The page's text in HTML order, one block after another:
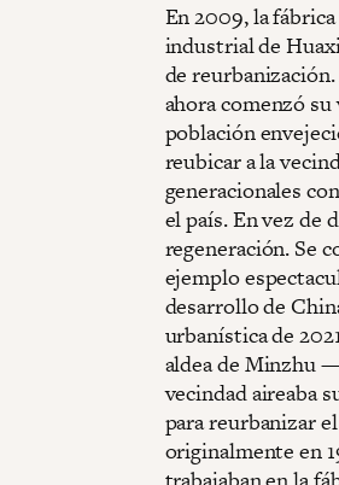
En 2009, la
industrial de
de
ahora comenzó
población
reubicar a la
generacionales
el país. En vez de
regeneración. Se
ejemplo
desarrollo de
urbanística de
aldea de Minzhu
vecindad aireaba
para reurbanizar
originalmente en